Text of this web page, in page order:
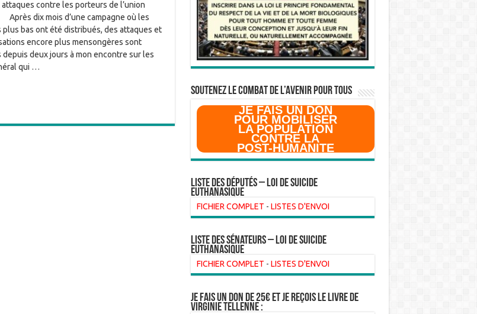
attaques contre les porteurs de l’union
dix mois d’une campagne où les
plus bas ont été distribués, des attaques et
encore plus mensongères sont
deux jours à mon encontre sur les
qui …
SOUTENEZ LE COMBAT DE L’AVenir pour Tous
JE FAIS UN DON
POUR MOBILISER
LA POPULATION
CONTRE LA
POST-HUMANITE
Liste des Députés – Loi de suicide
euthanasique
FICHIER COMPLET - LISTES D'ENVOI
liste des sénateurs – loi de suicide
euthanasique
FICHIER COMPLET - LISTES D'ENVOI
Je fais un don de 25€ et je reçois le livre de
Virginie Tellenne :